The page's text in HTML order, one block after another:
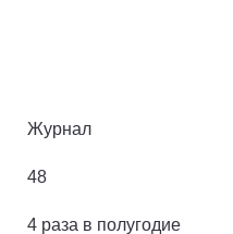
Журнал
48
4 раза в полугодие